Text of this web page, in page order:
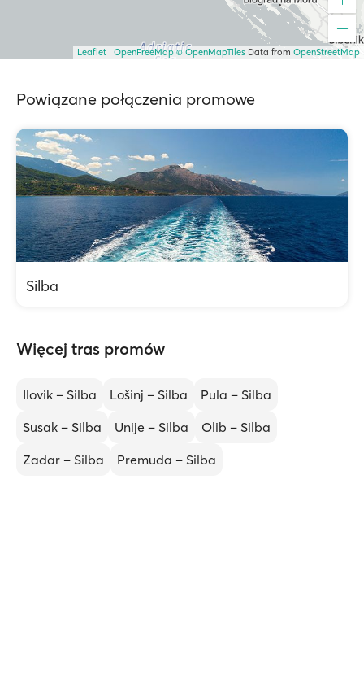
Leaflet OpenFreeMap © OpenMapTiles Data from OpenStreetMap
Powiązane połączenia promowe
Silba
Więcej tras promów
Ilovik – Silba Lošinj – Silba
Pula – Silba
Susak – Silba
Unije – Silba
Olib – Silba
Zadar – Silba
Premuda – Silba